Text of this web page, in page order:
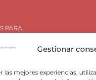
Gestionar
las mejores experiencias,
PARA